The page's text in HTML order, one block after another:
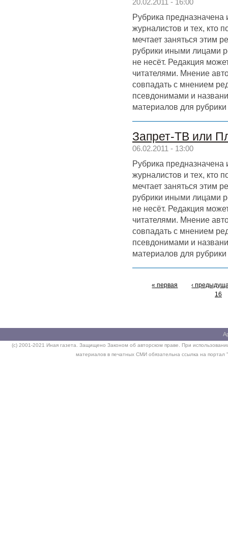
20.02.2011 - 16:00
Рубрика предназначена
журналистов и тех, кто
мечтает заняться этим
рубрики иными лицами
не несёт. Редакция
читателями. Мнение
совпадать с мнением
псевдонимами и
материалов для
Запрет-ТВ или
06.02.2011 - 13:00
Рубрика предназначена
журналистов и тех, кто
мечтает заняться этим
рубрики иными лицами
не несёт. Редакция
читателями. Мнение
совпадать с мнением
псевдонимами и
материалов для
« первая
‹
16
(c) 2001-2021 Иная газета. Защищено Законом об авторском праве. При
материалов в печатных СМИ обязательна ссылка на